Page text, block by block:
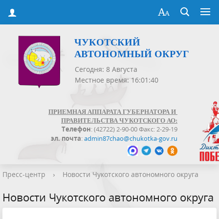
ЧУКОТСКИЙ
АВТОНОМНЫЙ ОКРУГ
Сегодня: 8 Августа
Местное время: 16:01:40
ПРИЕМНАЯ АППАРАТА ГУБЕРНАТОРА И
ПРАВИТЕЛЬСТВА ЧУКОТСКОГО АО:
Телефон: (42722) 2-90-00 Факс: 2-29-19
эл. почта:admin87chao@chukotka-gov.ru
Пресс-центр › Новости Чукотского автономного округа
Новости Чукотского автономного округа